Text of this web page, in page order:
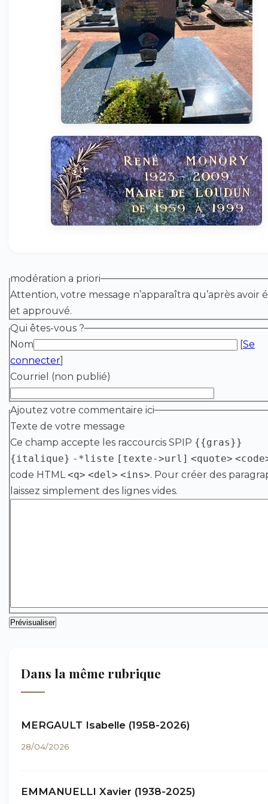
modération a priori
Attention, votre message n’apparaîtra qu’après avoir
et approuvé.
Qui êtes-vous ?
Nom
[Se
connecter]
Courriel (non publié)
Ajoutez votre commentaire ici
Texte de votre message
Ce champ accepte les raccourcis SPIP {{gras}}
{italique} -*liste [texte->url] <quote>
code HTML<q> <del> <ins>. Pour créer des
laissez simplement des lignes vides.
Dans la même rubrique
MERGAULT Isabelle (1958-2026)
28/04/2026
EMMANUELLI Xavier (1938-2025)